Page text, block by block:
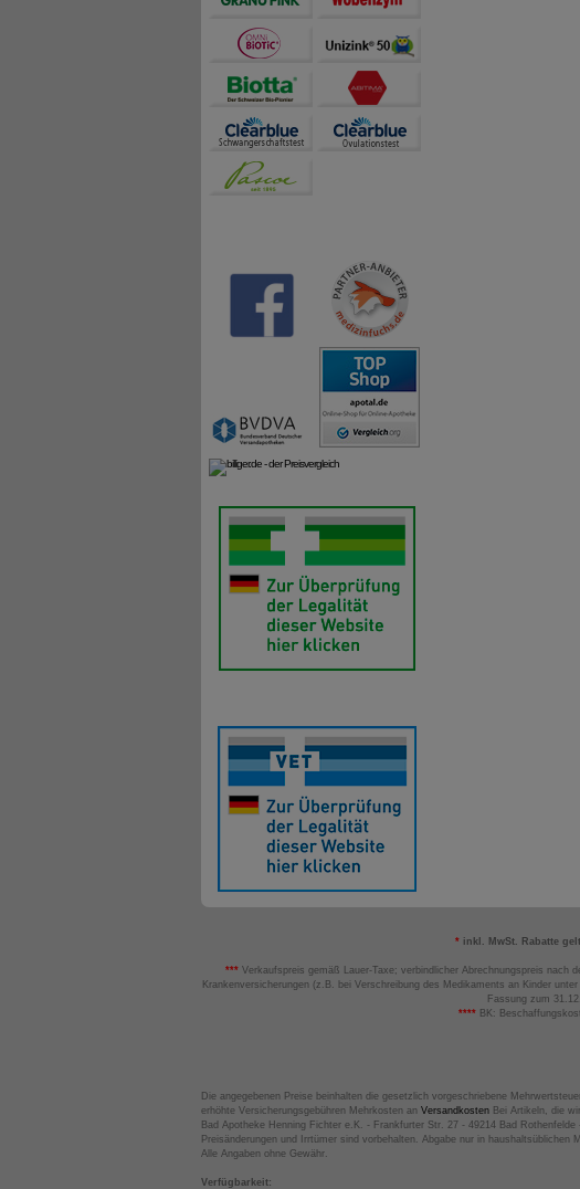
* inkl. MwSt. Rabatte
*** Verkaufspreis gemäß Lauer-Taxe; verbindlicher Abrechnungspreis nach
Krankenversicherungen (z.B. bei Verschreibung des Medikaments an Kinder
Fassung zum
**** BK:
Die angegebenen Preise beinhalten die gesetzlich vorgeschriebene
erhöhte Versicherungsgebühren Mehrkosten an Versandkosten Bei Artikeln, die
Bad Apotheke Henning Fichter e.K. - Frankfurter Str. 27 - 49214 Bad
Preisänderungen und Irrtümer sind vorbehalten. Abgabe nur in haushaltsüblichen
Alle Angaben ohne Gewähr.
Verfügbarkeit: